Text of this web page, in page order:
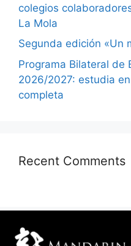
colegios
La Mola
Segunda edición «Un
Programa Bilateral de
2026/2027: estudia
completa
Recent Comments